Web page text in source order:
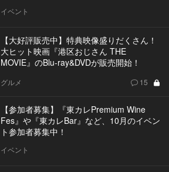
イベント
【大好評販売中】特典映像盛りだくさん！
大ヒット映画『港区おじさん THE
MOVIE』のBlu-ray&DVDが販売開始！
グルメ 15
【参加者募集】『東カレPremium Wine
Fes』や『東カレBar』など、10月のイベン
ト参加者募集中！
イベント